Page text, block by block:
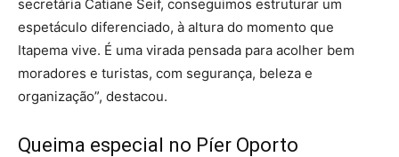
secretária Catiane Seif, conseguimos estruturar um
espetáculo diferenciado, à altura do momento que
Itapema vive. É uma virada pensada para acolher bem
moradores e turistas, com segurança, beleza e
organização”, destacou.
Queima especial no Píer Oporto